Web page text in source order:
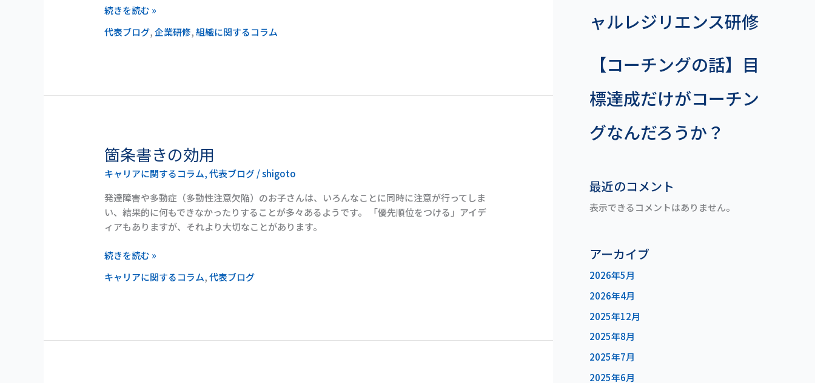
内
で
っ
て
何
ろ
う
続きを読む »
代表ブログ,企業研修,組織に関するコラム
箇条書きの効用
キャリアに関するコラム,代表ブログ/shigoto
発達障害や多動症（多動性注意欠陥）のお子さんは、いろんなことに同時に注意が行ってしま
い、結果的に何もできなかったりすることが多々あるようです。 「優先順位をつける」アイデ
ィアもありますが、それより大切なことがあります。
箇
条
書
き
の
効
続きを読む »
キャリアに関するコラム,代表ブログ
ャルレジリエンス研修
【コーチングの話】目
標達成だけがコーチン
グなんだろうか？
最近のコメント
表示できるコメントはありません。
アーカイブ
2026年5月
2026年4月
2025年12月
2025年8月
2025年7月
2025年6月